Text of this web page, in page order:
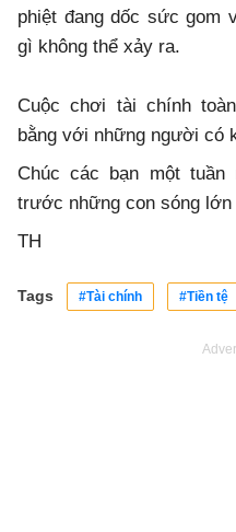
phiệt đang dốc sức gom
gì không thể xảy ra.
Cuộc chơi tài chính
bằng với những người có
Chúc các bạn một
trước những con sóng
TH
Tags #Tài chính #Tiền tệ